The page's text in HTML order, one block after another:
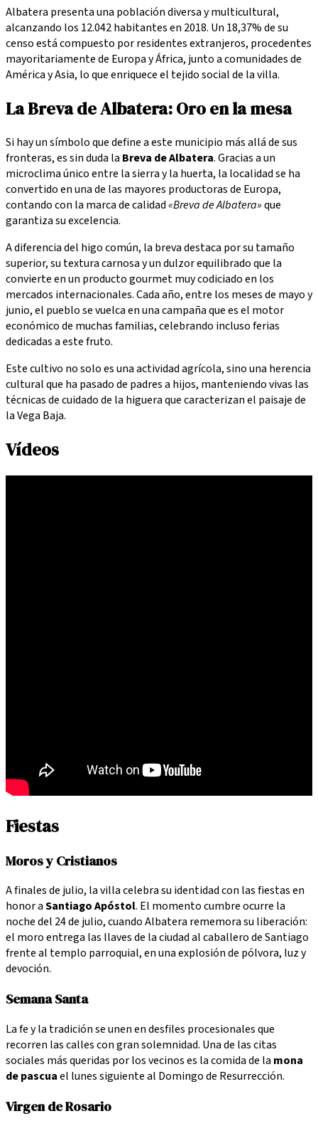
Albatera presenta una población diversa y multicultural,
alcanzando los 12.042 habitantes en 2018. Un 18,37% de su
censo está compuesto por residentes extranjeros, procedentes
mayoritariamente de Europa y África, junto a comunidades de
América y Asia, lo que enriquece el tejido social de la villa.
La Breva de Albatera: Oro en la mesa
Si hay un símbolo que define a este municipio más allá de sus
fronteras, es sin duda la Breva de Albatera. Gracias a un
microclima único entre la sierra y la huerta, la localidad se ha
convertido en una de las mayores productoras de Europa,
contando con la marca de calidad«Breva de Albatera»que
garantiza su excelencia.
A diferencia del higo común, la breva destaca por su tamaño
superior, su textura carnosa y un dulzor equilibrado que la
convierte en un producto gourmet muy codiciado en los
mercados internacionales. Cada año, entre los meses de mayo y
junio, el pueblo se vuelca en una campaña que es el motor
económico de muchas familias, celebrando incluso ferias
dedicadas a este fruto.
Este cultivo no solo es una actividad agrícola, sino una herencia
cultural que ha pasado de padres a hijos, manteniendo vivas las
técnicas de cuidado de la higuera que caracterizan el paisaje de
la Vega Baja.
Vídeos
Fiestas
Moros y Cristianos
A finales de julio, la villa celebra su identidad con las fiestas en
honor aSantiago Apóstol. El momento cumbre ocurre la
noche del 24 de julio, cuando Albatera rememora su liberación:
el moro entrega las llaves de la ciudad al caballero de Santiago
frente al templo parroquial, en una explosión de pólvora, luz y
devoción.
Semana Santa
La fe y la tradición se unen en desfiles procesionales que
recorren las calles con gran solemnidad. Una de las citas
sociales más queridas por los vecinos es la comida de la mona
de pascuael lunes siguiente al Domingo de Resurrección.
Virgen de Rosario